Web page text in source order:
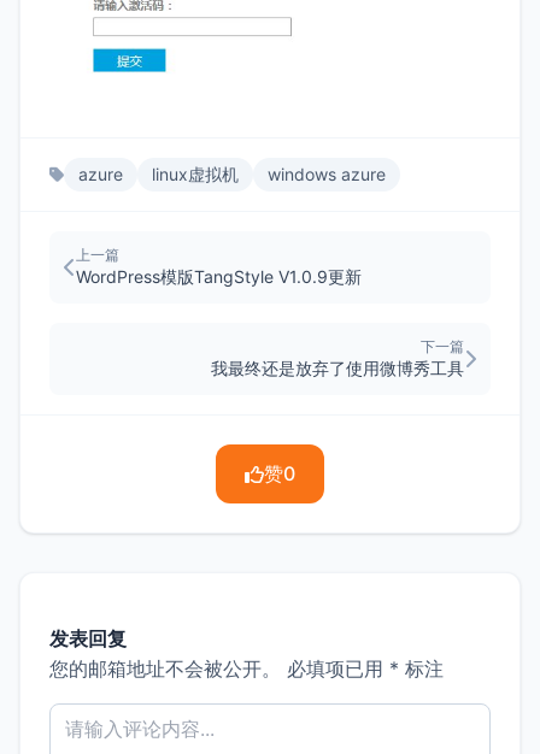
azure linux虚拟机 windows azure
上一篇
WordPress模版TangStyle V1.0.9更新
下一篇
我最终还是放弃了使用微博秀工具
赞0
发表回复
您的邮箱地址不会被公开。
必填项已用 * 标注